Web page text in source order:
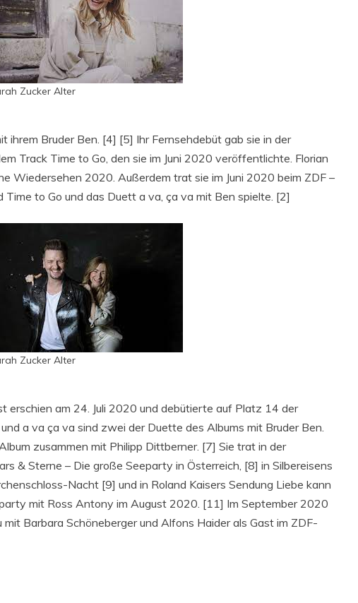
Zucker Alter
ihrem Bruder Ben. [4] [5] Ihr Fernsehdebüt gab sie in der
Track Time to Go, den sie im Juni 2020 veröffentlichte. Florian
Wiedersehen 2020. Außerdem trat sie im Juni 2020 beim ZDF –
Time to Go und das Duett a va, ça va mit Ben spielte. [2]
Zucker Alter
erschien am 24. Juli 2020 und debütierte auf Platz 14 der
a va ça va sind zwei der Duette des Albums mit Bruder Ben.
zusammen mit Philipp Dittberner. [7] Sie trat in der
& Sterne – Die große Seeparty in Österreich, [8] in Silbereisens
Nacht [9] und in Roland Kaisers Sendung Liebe kann
mit Ross Antony im August 2020. [11] Im September 2020
Barbara Schöneberger und Alfons Haider als Gast im ZDF-